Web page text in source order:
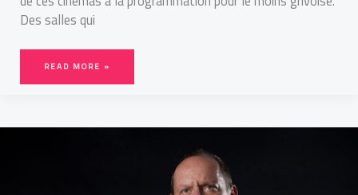
Des salles qui
READ MORE »
PRIX